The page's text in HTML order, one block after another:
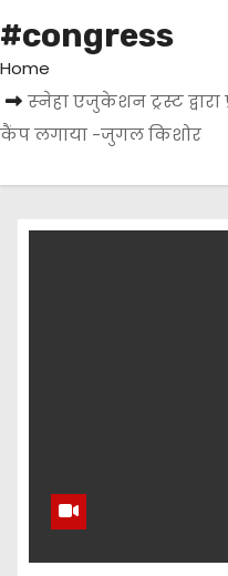
#congress
Home
स्‍नेहा एजुकेशन ट्रस्ट
कैंप लगाया -जुगल किशोर